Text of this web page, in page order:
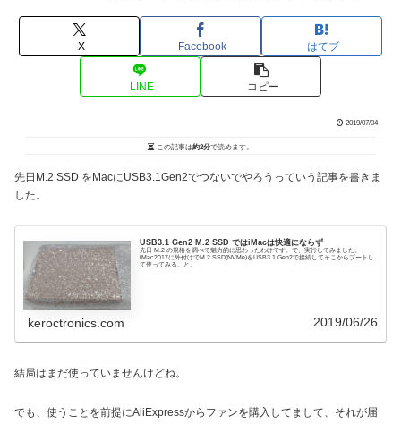
X Facebook はてブ
LINE コピー
2019/07/04
この記事は約2分で読めます。
先日M.2 SSD をMacにUSB3.1Gen2でつないでやろうっていう記事を書きま
した。
USB3.1 Gen2 M.2 SSD ではiMacは快適にならず
先日 M.2 の規格を調べて魅力的に思わったわけです。で、実行してみました。
iMac2017に外付けでM.2 SSD(NVMe)をUSB3.1 Gen2で接続してそこからブートし
て使ってみる。と。
keroctronics.com 2019/06/26
結局はまだ使っていませんけどね。
でも、使うことを前提にAliExpressからファンを購入してまして、それが届